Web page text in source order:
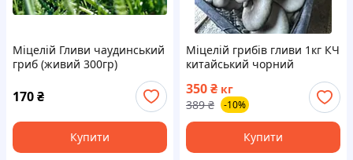
Міцелій Гливи чаудинський
гриб (живий 300гр)
170₴
Купити
Міцелій грибів гливи 1кг КЧ
китайський чорний
350₴ кг
389 ₴ -10%
Купити